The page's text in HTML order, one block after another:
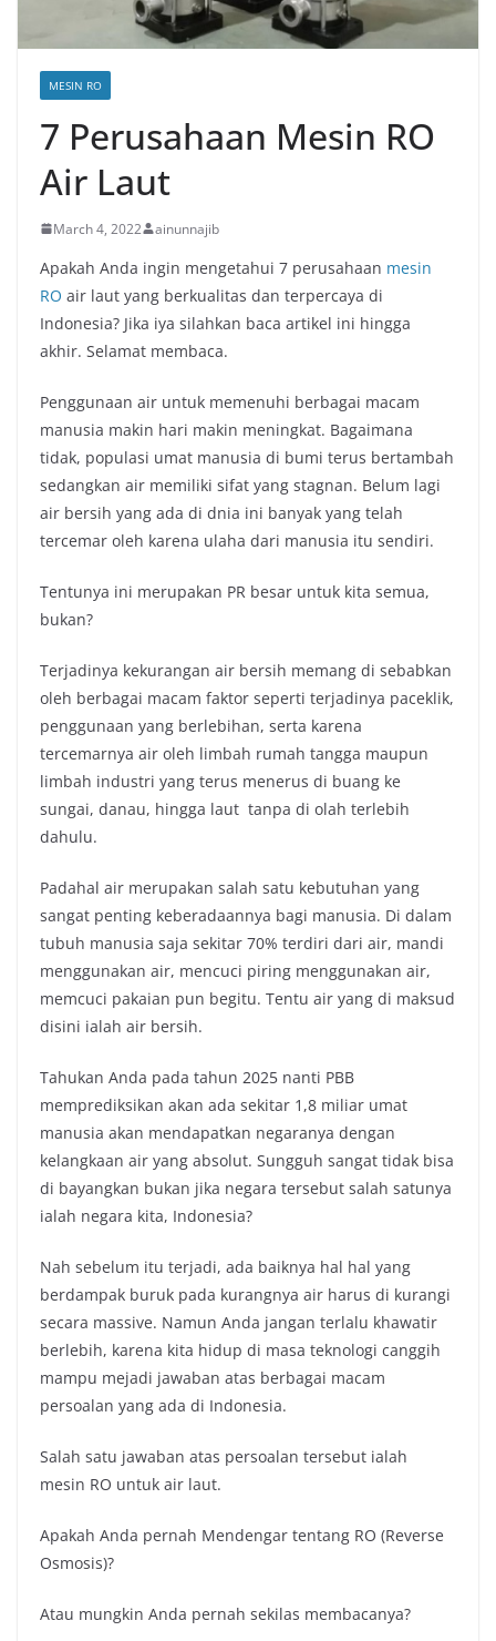
MESIN RO
7 Perusahaan Mesin RO
Air Laut
March 4, 2022 ainunnajib
Apakah Anda ingin mengetahui 7 perusahaan mesin
RO air laut yang berkualitas dan terpercaya di
Indonesia? Jika iya silahkan baca artikel ini hingga
akhir. Selamat membaca.
Penggunaan air untuk memenuhi berbagai macam
manusia makin hari makin meningkat. Bagaimana
tidak, populasi umat manusia di bumi terus bertambah
sedangkan air memiliki sifat yang stagnan. Belum lagi
air bersih yang ada di dnia ini banyak yang telah
tercemar oleh karena ulaha dari manusia itu sendiri.
Tentunya ini merupakan PR besar untuk kita semua,
bukan?
Terjadinya kekurangan air bersih memang di sebabkan
oleh berbagai macam faktor seperti terjadinya paceklik,
penggunaan yang berlebihan, serta karena
tercemarnya air oleh limbah rumah tangga maupun
limbah industri yang terus menerus di buang ke
sungai, danau, hingga laut tanpa di olah terlebih
dahulu.
Padahal air merupakan salah satu kebutuhan yang
sangat penting keberadaannya bagi manusia. Di dalam
tubuh manusia saja sekitar 70% terdiri dari air, mandi
menggunakan air, mencuci piring menggunakan air,
memcuci pakaian pun begitu. Tentu air yang di maksud
disini ialah air bersih.
Tahukan Anda pada tahun 2025 nanti PBB
memprediksikan akan ada sekitar 1,8 miliar umat
manusia akan mendapatkan negaranya dengan
kelangkaan air yang absolut. Sungguh sangat tidak bisa
di bayangkan bukan jika negara tersebut salah satunya
ialah negara kita, Indonesia?
Nah sebelum itu terjadi, ada baiknya hal hal yang
berdampak buruk pada kurangnya air harus di kurangi
secara massive. Namun Anda jangan terlalu khawatir
berlebih, karena kita hidup di masa teknologi canggih
mampu mejadi jawaban atas berbagai macam
persoalan yang ada di Indonesia.
Salah satu jawaban atas persoalan tersebut ialah
mesin RO untuk air laut.
Apakah Anda pernah Mendengar tentang RO (Reverse
Osmosis)?
Atau mungkin Anda pernah sekilas membacanya?